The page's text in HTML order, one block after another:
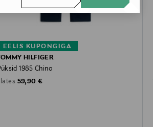
EELIS KUPONGIGA
HILFIGER
1985 Chino
Original Price
59,90 €